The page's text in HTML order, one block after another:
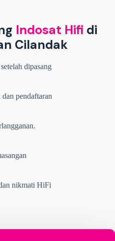
Indosat Hifi di
Cilandak
dipasang
pendaftaran
nikmati HiFi